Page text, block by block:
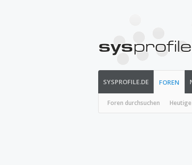
SYSPROFILE.DE FOREN
Foren durchsuchen